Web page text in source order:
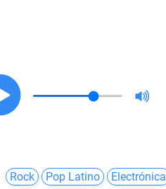
Rock Pop Latino Electrónica